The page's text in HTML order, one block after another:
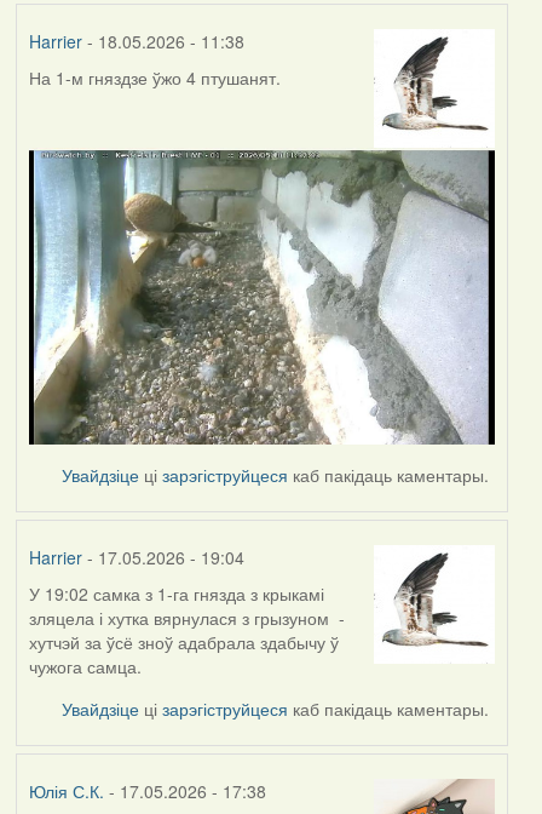
Harrier- 18.05.2026 - 11:38
На 1-м гняздзе ўжо 4 птушанят.
Увайдзіце цізарэгіструйцеся каб пакідаць каментары.
Harrier- 17.05.2026 - 19:04
У 19:02 самка з 1-га гнязда з крыкамі
зляцела і хутка вярнулася з грызуном -
хутчэй за ўсё зноў адабрала здабычу ў
чужога самца.
Увайдзіце цізарэгіструйцеся каб пакідаць каментары.
Юлія С.К. - 17.05.2026 - 17:38